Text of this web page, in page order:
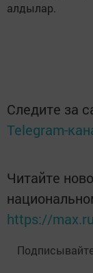
алдылар.
Следите за
Telegram-
Читайте
https://